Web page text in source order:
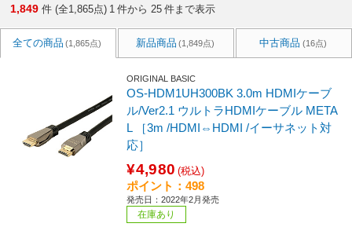
1,849 件 (全1,865点) 1 件から 25 件まで表示
全ての商品 (1,865点) 新品商品 (1,849点) 中古商品 (16点)
ORIGINAL BASIC
OS-HDM1UH300BK 3.0m HDMIケーブ
ル/Ver2.1 ウルトラHDMIケーブル META
L ［3m /HDMI⇔HDMI /イーサネット対
応］
¥4,980 (税込)
ポイント：498
発売日：2022年2月発売
在庫あり